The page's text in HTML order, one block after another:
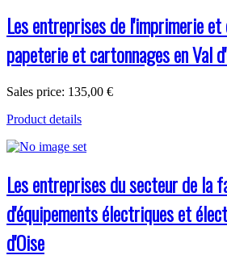
Les entreprises de l'imprimerie
papeterie et cartonnages en Val
Sales price: 135,00 €
Product details
Les entreprises du secteur de la
d'équipements électriques et
d'Oise